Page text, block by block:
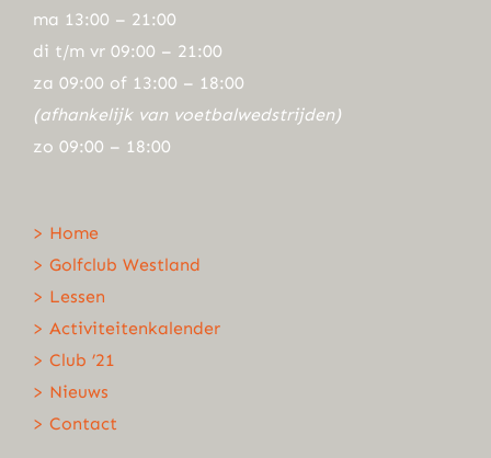
ma 13:00 – 21:00
di t/m vr 09:00 – 21:00
za 09:00 of 13:00 – 18:00
(afhankelijk van voetbalwedstrijden)
zo 09:00 – 18:00
> Home
> Golfclub Westland
> Lessen
> Activiteitenkalender
> Club ’21
> Nieuws
> Contact